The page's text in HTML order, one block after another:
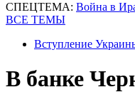
СПЕЦТЕМА: Война в
ВСЕ ТЕМЫ
Вступление
В банке